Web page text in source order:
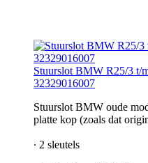
Stuurslot BMW R25/3
32329016007
Stuurslot BMW oude
platte kop (zoals dat
∙ 2 sleutels